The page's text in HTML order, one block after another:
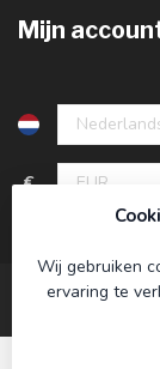
Mijn
€
Wij gebruiken
ervaring te